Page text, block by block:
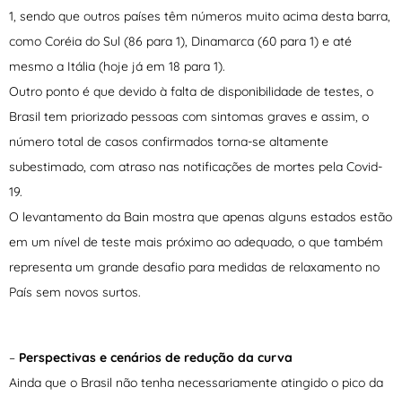
1, sendo que outros países têm números muito acima desta barra,
como Coréia do Sul (86 para 1), Dinamarca (60 para 1) e até
mesmo a Itália (hoje já em 18 para 1).
Outro ponto é que devido à falta de disponibilidade de testes, o
Brasil tem priorizado pessoas com sintomas graves e assim, o
número total de casos confirmados torna-se altamente
subestimado, com atraso nas notificações de mortes pela Covid-
19.
O levantamento da Bain mostra que apenas alguns estados estão
em um nível de teste mais próximo ao adequado, o que também
representa um grande desafio para medidas de relaxamento no
País sem novos surtos.
– Perspectivas e cenários de redução da curva
Ainda que o Brasil não tenha necessariamente atingido o pico da